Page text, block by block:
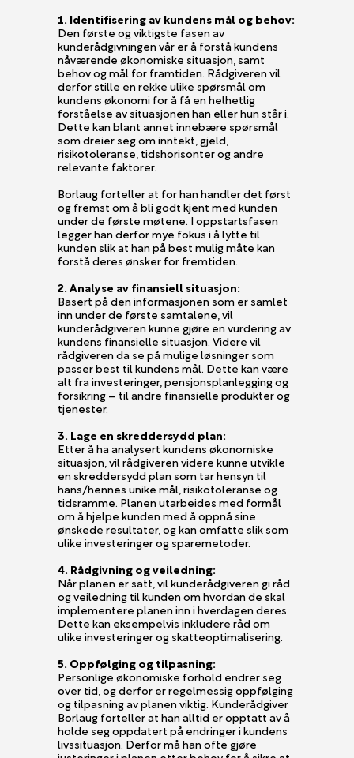
1. Identifisering av kundens mål og behov:
Den første og viktigste fasen av
kunderådgivningen vår er å forstå kundens
nåværende økonomiske situasjon, samt
behov og mål for framtiden. Rådgiveren vil
derfor stille en rekke ulike spørsmål om
kundens økonomi for å få en helhetlig
forståelse av situasjonen han eller hun står i.
Dette kan blant annet innebære spørsmål
som dreier seg om inntekt, gjeld,
risikotoleranse, tidshorisonter og andre
relevante faktorer.
Borlaug forteller at for han handler det først
og fremst om å bli godt kjent med kunden
under de første møtene. I oppstartsfasen
legger han derfor mye fokus i å lytte til
kunden slik at han på best mulig måte kan
forstå deres ønsker for fremtiden.
2. Analyse av finansiell situasjon:
Basert på den informasjonen som er samlet
inn under de første samtalene, vil
kunderådgiveren kunne gjøre en vurdering av
kundens finansielle situasjon. Videre vil
rådgiveren da se på mulige løsninger som
passer best til kundens mål. Dette kan være
alt fra investeringer, pensjonsplanlegging og
forsikring – til andre finansielle produkter og
tjenester.
3. Lage en skreddersydd plan:
Etter å ha analysert kundens økonomiske
situasjon, vil rådgiveren videre kunne utvikle
en skreddersydd plan som tar hensyn til
hans/hennes unike mål, risikotoleranse og
tidsramme. Planen utarbeides med formål
om å hjelpe kunden med å oppnå sine
ønskede resultater, og kan omfatte slik som
ulike investeringer og sparemetoder.
4. Rådgivning og veiledning:
Når planen er satt, vil kunderådgiveren gi råd
og veiledning til kunden om hvordan de skal
implementere planen inn i hverdagen deres.
Dette kan eksempelvis inkludere råd om
ulike investeringer og skatteoptimalisering.
5. Oppfølging og tilpasning:
Personlige økonomiske forhold endrer seg
over tid, og derfor er regelmessig oppfølging
og tilpasning av planen viktig. Kunderådgiver
Borlaug forteller at han alltid er opptatt av å
holde seg oppdatert på endringer i kundens
livssituasjon. Derfor må han ofte gjøre